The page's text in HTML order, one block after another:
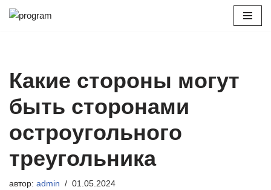
Какие стороны могут
быть сторонами
остроугольного
треугольника
автор: admin 01.05.2024